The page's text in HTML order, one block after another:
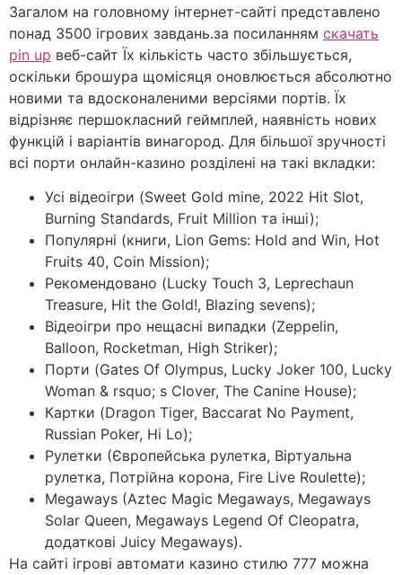
Загалом на головному інтернет-сайті представлено
понад 3500 ігрових завдань.за посиланням скачать
pin up веб-сайт Їх кількість часто збільшується,
оскільки брошура щомісяця оновлюється абсолютно
новими та вдосконаленими версіями портів. Їх
відрізняє першокласний геймплей, наявність нових
функцій і варіантів винагород. Для більшої зручності
всі порти онлайн-казино розділені на такі вкладки:
Усі відеоігри (Sweet Gold mine, 2022 Hit Slot,
Burning Standards, Fruit Million та інші);
Популярні (книги, Lion Gems: Hold and Win, Hot
Fruits 40, Coin Mission);
Рекомендовано (Lucky Touch 3, Leprechaun
Treasure, Hit the Gold!, Blazing sevens);
Відеоігри про нещасні випадки (Zeppelin,
Balloon, Rocketman, High Striker);
Порти (Gates Of Olympus, Lucky Joker 100, Lucky
Woman & rsquo; s Clover, The Canine House);
Картки (Dragon Tiger, Baccarat No Payment,
Russian Poker, Hi Lo);
Рулетки (Європейська рулетка, Віртуальна
рулетка, Потрійна корона, Fire Live Roulette);
Megaways (Aztec Magic Megaways, Megaways
Solar Queen, Megaways Legend Of Cleopatra,
додаткові Juicy Megaways).
На сайті ігрові автомати казино стилю 777 можна